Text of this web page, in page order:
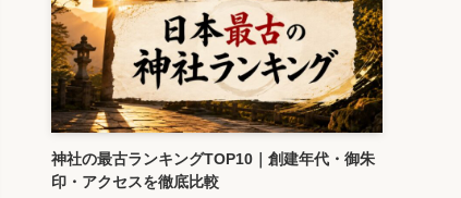
神社の最古ランキングTOP10｜創建年代・御朱
印・アクセスを徹底比較